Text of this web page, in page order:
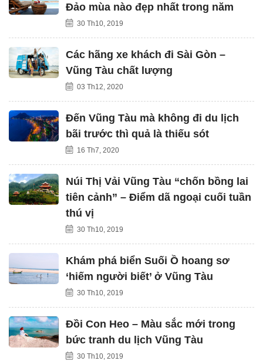
Đảo mùa nào đẹp nhất trong năm
30 Th10, 2019
Các hãng xe khách đi Sài Gòn –
Vũng Tàu chất lượng
03 Th12, 2020
Đến Vũng Tàu mà không đi du lịch
bãi trước thì quả là thiếu sót
16 Th7, 2020
Núi Thị Vải Vũng Tàu “chốn bồng lai
tiên cảnh” – Điểm dã ngoại cuối tuần
thú vị
30 Th10, 2019
Khám phá biển Suối Ồ hoang sơ
‘hiếm người biết’ ở Vũng Tàu
30 Th10, 2019
Đồi Con Heo – Màu sắc mới trong
bức tranh du lịch Vũng Tàu
30 Th10, 2019